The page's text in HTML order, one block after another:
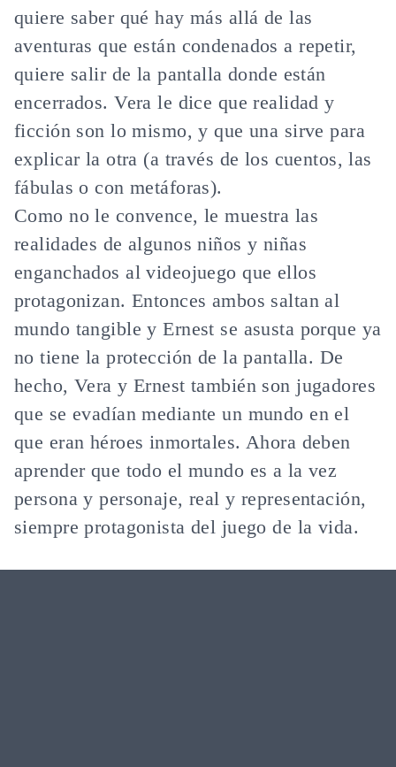
quiere saber qué hay más allá de las
aventuras que están condenados a repetir,
quiere salir de la pantalla donde están
encerrados. Vera le dice que realidad y
ficción son lo mismo, y que una sirve para
explicar la otra (a través de los cuentos, las
fábulas o con metáforas).
Como no le convence, le muestra las
realidades de algunos niños y niñas
enganchados al videojuego que ellos
protagonizan. Entonces ambos saltan al
mundo tangible y Ernest se asusta porque ya
no tiene la protección de la pantalla. De
hecho, Vera y Ernest también son jugadores
que se evadían mediante un mundo en el
que eran héroes inmortales. Ahora deben
aprender que todo el mundo es a la vez
persona y personaje, real y representación,
siempre protagonista del juego de la vida.